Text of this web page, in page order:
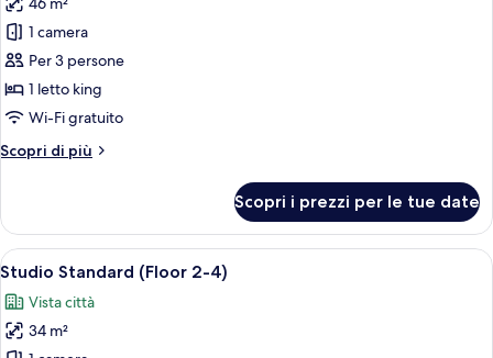
foto
per
One
Bedroom
Deluxe
1 camera
Per 3 persone
1 letto king
Wi-Fi gratuito
Scopri di più
Altri
Bedroom
Deluxe
Scopri i prezzi per le tue date
Apri
tutte
le
foto
Una camera d'albergo moderna
22
Studio Standard (Floor 2-4)
Vista città
34 m²